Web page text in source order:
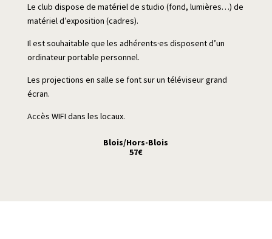
Le club dispose de matériel de studio (fond, lumières…) de
matériel d’exposition (cadres).
Il est souhaitable que les adhérents·es disposent d’un
ordinateur portable personnel.
Les projections en salle se font sur un téléviseur grand
écran.
Accès WIFI dans les locaux.
Blois/Hors-Blois
57€